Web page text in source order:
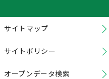
サイトマップ
サイトポリシー
オープンデータ検索